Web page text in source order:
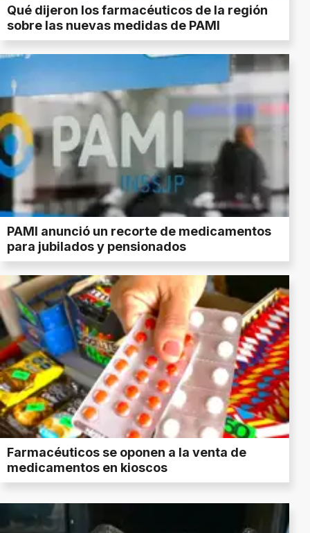
Qué dijeron los farmacéuticos de la región
sobre las nuevas medidas de PAMI
PAMI anunció un recorte de medicamentos
para jubilados y pensionados
Farmacéuticos se oponen a la venta de
medicamentos en kioscos